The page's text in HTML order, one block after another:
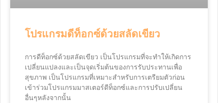
โปรแกรมดีท็อกซ์ด้วยสลัดเขียว
การดีท็อกซ์ด้วยสลัดเขียว เป็นโปรแกรมที่จะทำให้เกิดการ
เปลี่ยนแปลงและเป็นจุดเริ่มต้นของการรับประทานเพื่อ
สุขภาพ เป็นโปรแกรมที่เหมาะสำหรับการเตรียมตัวก่อน
เข้าร่วมโปรแกรมมาสเตอร์ดีท็อกซ์และการปรับเปลี่ยน
อื่นๆหลังจากนั้น